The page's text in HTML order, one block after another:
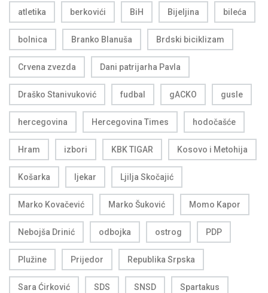
atletika berkovići BiH Bijeljina bileća
bolnica Branko Blanuša Brdski biciklizam
Crvena zvezda Dani patrijarha Pavla
Draško Stanivuković fudbal gACKO gusle
hercegovina Hercegovina Times hodočašće
Hram izbori KBK TIGAR Kosovo i Metohija
Košarka ljekar Ljilja Skočajić
Marko Kovačević Marko Šuković Momo Kapor
Nebojša Drinić odbojka ostrog PDP
Plužine Prijedor Republika Srpska
Sara Ćirković SDS SNSD Spartakus